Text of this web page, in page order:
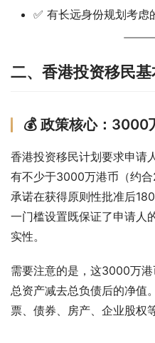
✅ 有长远身份规划考虑
二、香港投资移民
💰 政策核心：3000
香港投资移民计划要求申请
有不少于3000万港币（约
承诺在获得原则性批准后
一门槛设置既保证了申请人
实性。
需要注意的是，这3000万
总资产减去总负债后的净值
票、债券、房产、企业股权